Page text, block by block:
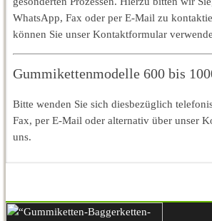
WhatsApp, Fax oder per E-Mail zu
können Sie unser Kontaktformular
Gummikettenmodelle 600 bis
Bitte wenden Sie sich diesbezüglich
Fax, per E-Mail oder alternativ über unser
uns.